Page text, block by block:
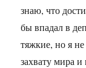
знаю, что
бы впадал в
тяжкие, но я
захвату мира